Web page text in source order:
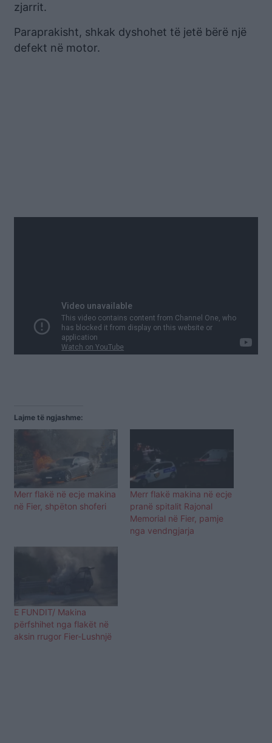
zjarrit.
Paraprakisht, shkak dyshohet të jetë bërë një
defekt në motor.
Lajme të ngjashme:
Merr flakë në ecje makina
në Fier, shpëton shoferi
Merr flakë makina në ecje
pranë spitalit Rajonal
Memorial në Fier, pamje
nga vendngjarja
E FUNDIT/ Makina
përfshihet nga flakët në
aksin rrugor Fier-Lushnjë